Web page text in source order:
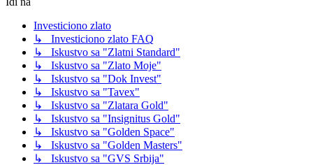
Investiciono zlato
↳ Investiciono zlato FAQ
↳ Iskustvo sa "Zlatni Standard"
↳ Iskustvo sa "Zlato Moje"
↳ Iskustvo sa "Dok Invest"
↳ Iskustvo sa "Tavex"
↳ Iskustvo sa "Zlatara Gold"
↳ Iskustvo sa "Insignitus Gold"
↳ Iskustvo sa "Golden Space"
↳ Iskustvo sa "Golden Masters"
↳ Iskustvo sa "GVS Srbija"